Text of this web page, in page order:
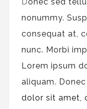
nonummy.
consequat at,
nunc. Morbi
Lorem ipsum
aliquam.
dolor sit amet,